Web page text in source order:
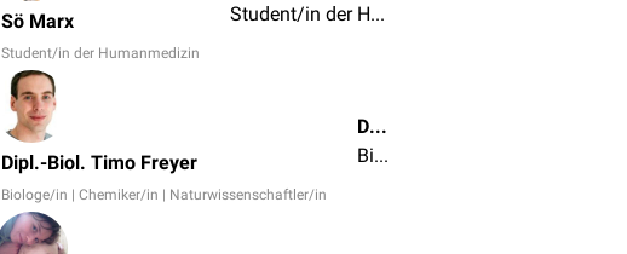
Sö Marx
Student/in der Humanmedizin
Student/in der Humanmedizin
Dipl.-Biol. Timo Freyer
Biologe/in | Chemiker/in | Naturwissenschaftler/in
Dipl.-Biol. Timo Freyer
Biologe/in | Chemiker/in | Naturwissenschaftler/in